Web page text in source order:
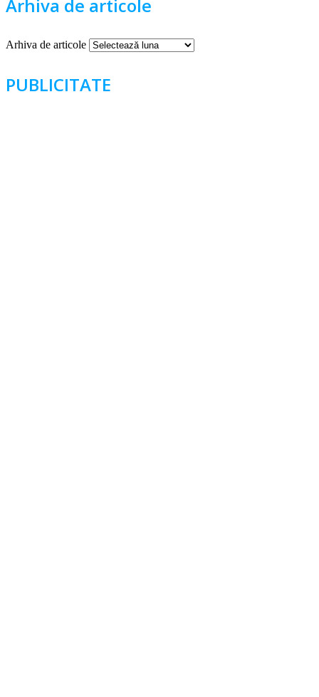
Arhiva de articole
Arhiva de articole
PUBLICITATE